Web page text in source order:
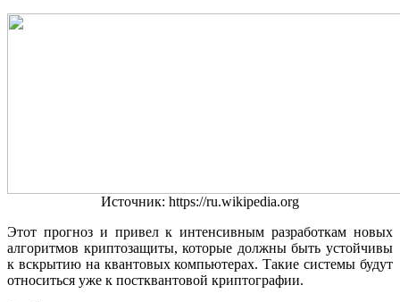
Источник: https://ru.wikipedia.org
Этот прогноз и привел к интенсивным разработкам новых
алгоритмов криптозащиты, которые должны быть устойчивы
к вскрытию на квантовых компьютерах. Такие системы будут
относиться уже к постквантовой криптографии.